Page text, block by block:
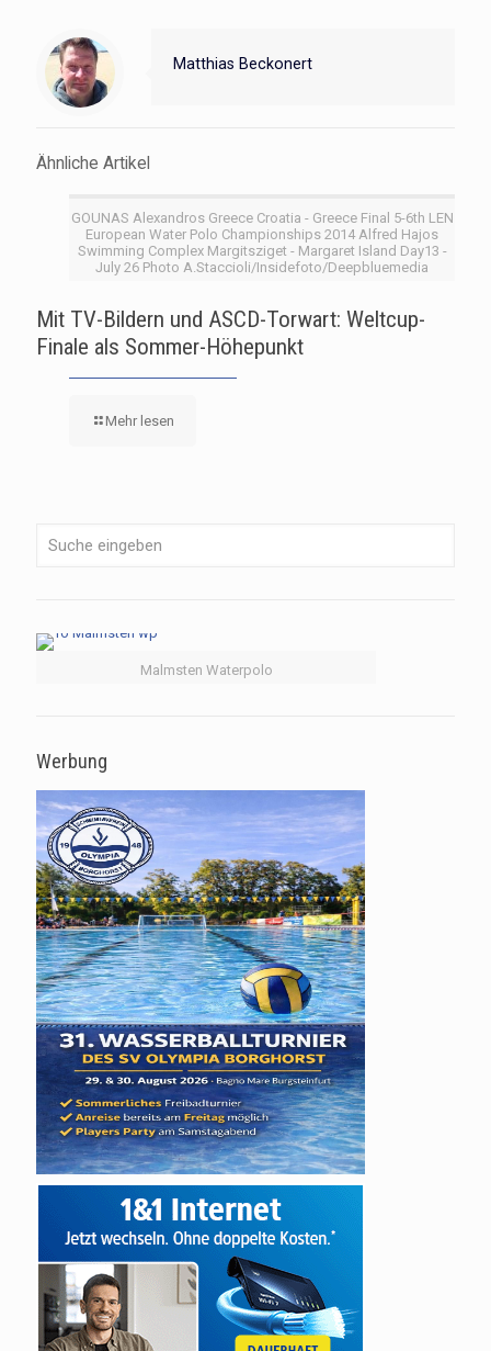
Matthias Beckonert
Ähnliche Artikel
GOUNAS Alexandros Greece Croatia - Greece Final 5-6th LEN
European Water Polo Championships 2014 Alfred Hajos
Swimming Complex Margitsziget - Margaret Island Day13 -
July 26 Photo A.Staccioli/Insidefoto/Deepbluemedia
Mit TV-Bildern und ASCD-Torwart: Weltcup-
Finale als Sommer-Höhepunkt
Mehr lesen
Malmsten Waterpolo
Werbung